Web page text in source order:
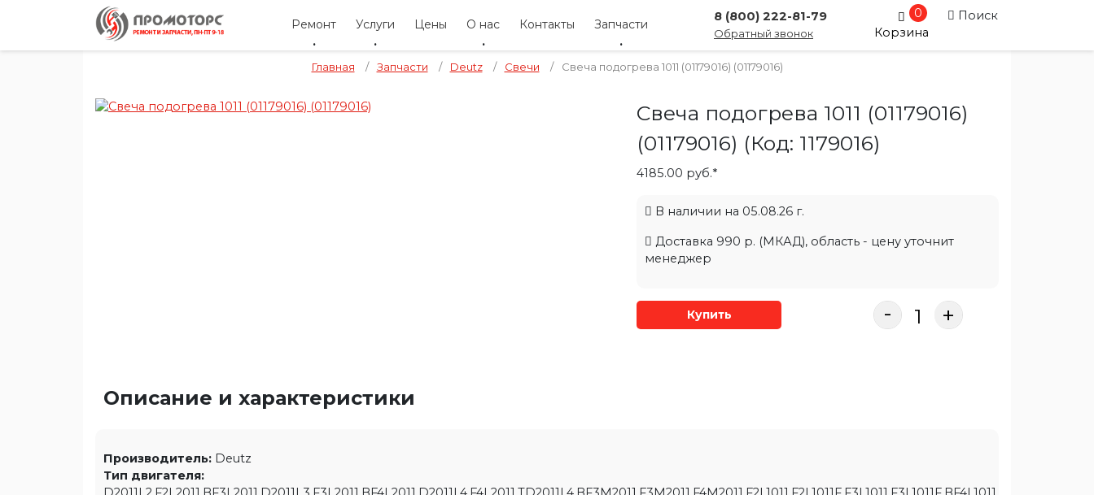
Ремонт Услуги Цены О нас Контакты Запчасти
8 (800) 222-81-79
Обратный звонок
0
Корзина
Поиск
Главная / Запчасти / Deutz / Свечи / Свеча подогрева 1011 (01179016) (01179016)
Свеча подогрева 1011 (01179016)
(01179016) (Код: 1179016)
4185.00 руб.*
В наличии на 05.08.26 г.
Доставка 990 р. (МКАД), область - цену уточнит
менеджер
Купить - +
Описание и характеристики
Производитель: Deutz
Тип двигателя: